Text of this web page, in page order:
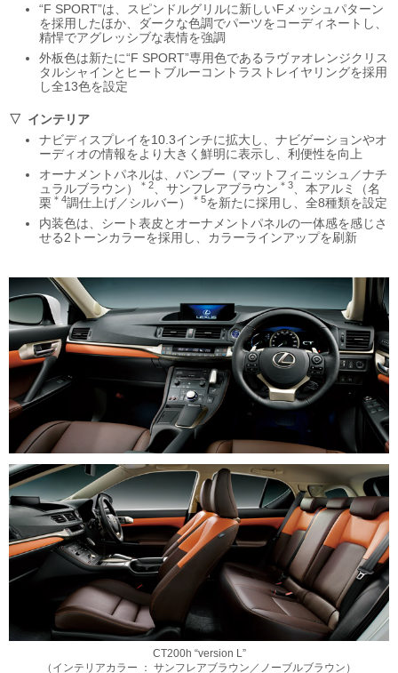
“F SPORT”は、スピンドルグリルに新しいFメッシュパターン
を採用したほか、ダークな色調でパーツをコーディネートし、
精悍でアグレッシブな表情を強調
外板色は新たに“F SPORT”専用色であるラヴァオレンジクリス
タルシャインとヒートブルーコントラストレイヤリングを採用
し全13色を設定
インテリア
ナビディスプレイを10.3インチに拡大し、ナビゲーションやオ
ーディオの情報をより大きく鮮明に表示し、利便性を向上
オーナメントパネルは、バンブー（マットフィニッシュ／ナチ
ュラルブラウン）
＊2 、サンフレアブラウン ＊3
、本アルミ（名
栗 ＊4調仕上げ／シルバー） ＊5を新たに採用し、全8種類を設定
内装色は、シート表皮とオーナメントパネルの一体感を感じさ
せる2トーンカラーを採用し、カラーラインアップを刷新
CT200h “version L”
（インテリアカラー ： サンフレアブラウン／ ノーブルブラウン）